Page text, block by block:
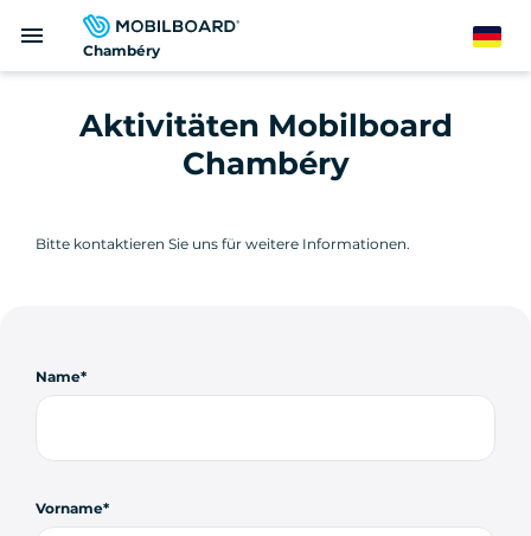
zum
Chambéry
menu German
Aktivitäten Mobilboard
Chambéry
Bitte kontaktieren Sie uns für weitere Informationen.
Name
Vorname